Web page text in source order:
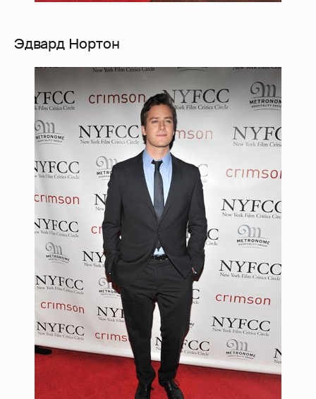
Эдвард Нортон